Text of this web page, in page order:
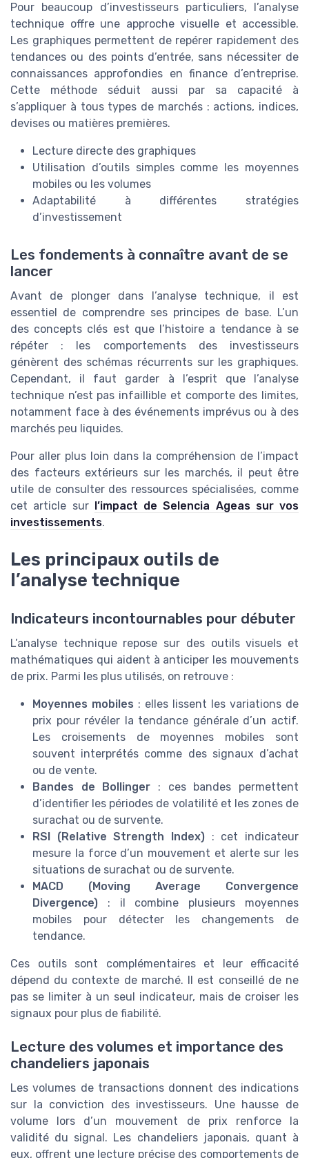
Pour beaucoup d’investisseurs particuliers, l’analyse
technique offre une approche visuelle et accessible.
Les graphiques permettent de repérer rapidement des
tendances ou des points d’entrée, sans nécessiter de
connaissances approfondies en finance d’entreprise.
Cette méthode séduit aussi par sa capacité à
s’appliquer à tous types de marchés : actions, indices,
devises ou matières premières.
Lecture directe des graphiques
Utilisation d’outils simples comme les moyennes
mobiles ou les volumes
Adaptabilité à différentes stratégies
d’investissement
Les fondements à connaître avant de se
lancer
Avant de plonger dans l’analyse technique, il est
essentiel de comprendre ses principes de base. L’un
des concepts clés est que l’histoire a tendance à se
répéter : les comportements des investisseurs
génèrent des schémas récurrents sur les graphiques.
Cependant, il faut garder à l’esprit que l’analyse
technique n’est pas infaillible et comporte des limites,
notamment face à des événements imprévus ou à des
marchés peu liquides.
Pour aller plus loin dans la compréhension de l’impact
des facteurs extérieurs sur les marchés, il peut être
utile de consulter des ressources spécialisées, comme
cet article sur l’impact de Selencia Ageas sur vos
investissements.
Les principaux outils de
l’analyse technique
Indicateurs incontournables pour débuter
L’analyse technique repose sur des outils visuels et
mathématiques qui aident à anticiper les mouvements
de prix. Parmi les plus utilisés, on retrouve :
Moyennes mobiles : elles lissent les variations de
prix pour révéler la tendance générale d’un actif.
Les croisements de moyennes mobiles sont
souvent interprétés comme des signaux d’achat
ou de vente.
Bandes de Bollinger : ces bandes permettent
d’identifier les périodes de volatilité et les zones de
surachat ou de survente.
RSI (Relative Strength Index) : cet indicateur
mesure la force d’un mouvement et alerte sur les
situations de surachat ou de survente.
MACD (Moving Average Convergence
Divergence) : il combine plusieurs moyennes
mobiles pour détecter les changements de
tendance.
Ces outils sont complémentaires et leur efficacité
dépend du contexte de marché. Il est conseillé de ne
pas se limiter à un seul indicateur, mais de croiser les
signaux pour plus de fiabilité.
Lecture des volumes et importance des
chandeliers japonais
Les volumes de transactions donnent des indications
sur la conviction des investisseurs. Une hausse de
volume lors d’un mouvement de prix renforce la
validité du signal. Les chandeliers japonais, quant à
eux, offrent une lecture précise des comportements de